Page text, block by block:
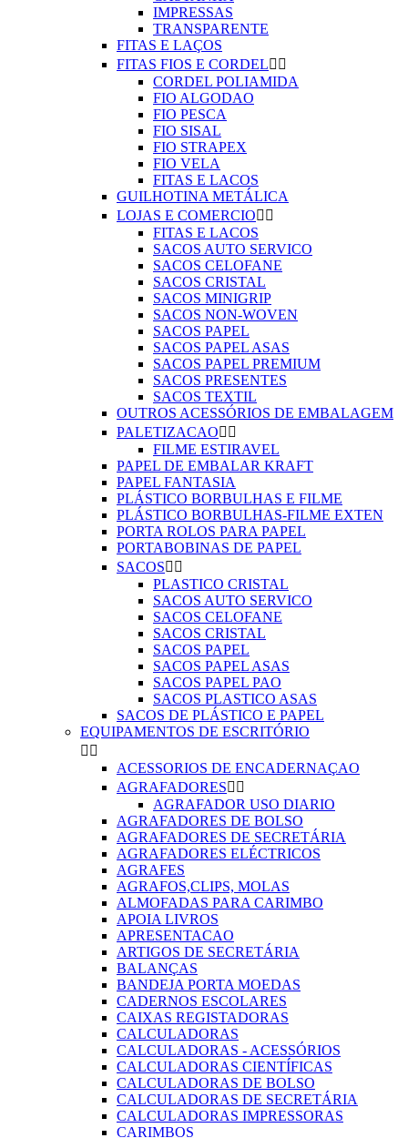
IMPRESSAS
TRANSPARENTE
FITAS E LAÇOS
FITAS FIOS E CORDEL 
CORDEL POLIAMIDA
FIO ALGODAO
FIO PESCA
FIO SISAL
FIO STRAPEX
FIO VELA
FITAS E LACOS
GUILHOTINA METÁLICA
LOJAS E COMERCIO 
FITAS E LACOS
SACOS AUTO SERVICO
SACOS CELOFANE
SACOS CRISTAL
SACOS MINIGRIP
SACOS NON-WOVEN
SACOS PAPEL
SACOS PAPEL ASAS
SACOS PAPEL PREMIUM
SACOS PRESENTES
SACOS TEXTIL
OUTROS ACESSÓRIOS DE EMBALAGEM
PALETIZACAO 
FILME ESTIRAVEL
PAPEL DE EMBALAR KRAFT
PAPEL FANTASIA
PLÁSTICO BORBULHAS E FILME
PLÁSTICO BORBULHAS-FILME EXTEN
PORTA ROLOS PARA PAPEL
PORTABOBINAS DE PAPEL
SACOS 
PLASTICO CRISTAL
SACOS AUTO SERVICO
SACOS CELOFANE
SACOS CRISTAL
SACOS PAPEL
SACOS PAPEL ASAS
SACOS PAPEL PAO
SACOS PLASTICO ASAS
SACOS DE PLÁSTICO E PAPEL
EQUIPAMENTOS DE ESCRITÓRIO
 
ACESSORIOS DE ENCADERNAÇAO
AGRAFADORES 
AGRAFADOR USO DIARIO
AGRAFADORES DE BOLSO
AGRAFADORES DE SECRETÁRIA
AGRAFADORES ELÉCTRICOS
AGRAFES
AGRAFOS,CLIPS, MOLAS
ALMOFADAS PARA CARIMBO
APOIA LIVROS
APRESENTACAO
ARTIGOS DE SECRETÁRIA
BALANÇAS
BANDEJA PORTA MOEDAS
CADERNOS ESCOLARES
CAIXAS REGISTADORAS
CALCULADORAS
CALCULADORAS - ACESSÓRIOS
CALCULADORAS CIENTÍFICAS
CALCULADORAS DE BOLSO
CALCULADORAS DE SECRETÁRIA
CALCULADORAS IMPRESSORAS
CARIMBOS